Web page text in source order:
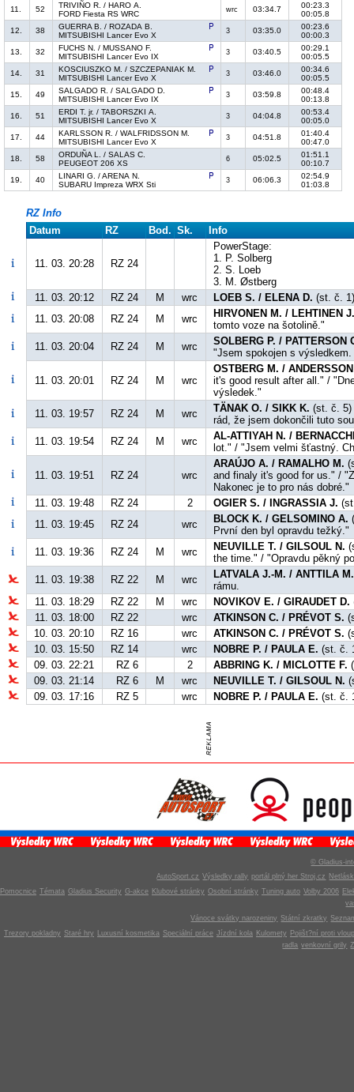
11.
52
TRIVIÑO R. / HARO A.
FORD Fiesta RS WRC
wrc 03:34.7
00:23.3
00:05.8
12.
38
GUERRA B. / ROZADA B.
MITSUBISHI Lancer Evo X
3 03:35.0
00:23.6
00:00.3
13.
32
FUCHS N. / MUSSANO F.
MITSUBISHI Lancer Evo IX
3 03:40.5
00:29.1
00:05.5
14.
31
KOSCIUSZKO M. / SZCZEPANIAK M.
MITSUBISHI Lancer Evo X
3 03:46.0
00:34.6
00:05.5
15.
49
SALGADO R. / SALGADO D.
MITSUBISHI Lancer Evo IX
3 03:59.8
00:48.4
00:13.8
16.
51
ERDI T. jr. / TABORSZKI A.
MITSUBISHI Lancer Evo X
3 04:04.8
00:53.4
00:05.0
17.
44
KARLSSON R. / WALFRIDSSON M.
MITSUBISHI Lancer Evo X
3 04:51.8
01:40.4
00:47.0
18.
58
ORDUÑA L. / SALAS C.
PEUGEOT 206 XS
6 05:02.5
01:51.1
00:10.7
19.
40
LINARI G. / ARENA N.
SUBARU Impreza WRX Sti
3 06:06.3
02:54.9
01:03.8
RZ Info
Datum
RZ Bod. Sk. Info
11. 03. 20:28 RZ 24
PowerStage:
1. P. Solberg
2. S. Loeb
3. M. Østberg
11. 03. 20:12
RZ 24 M wrc LOEB S. / ELENA D. (st. č.
11. 03. 20:08
RZ 24 M wrc
HIRVONEN M. / LEHTINEN
tomto voze na šotolině."
11. 03. 20:04
RZ 24 M wrc
SOLBERG P. / PATTERSON
"Jsem spokojen s
11. 03. 20:01 RZ 24 M wrc
OSTBERG M. /
it's good result after all." /
výsledek."
11. 03. 19:57
RZ 24 M wrc TÄNAK O. / SIKK K. (st. č. 5)
rád, že jsem dokončili tuto
11. 03. 19:54
RZ 24 M wrc
AL-ATTIYAH N. /
lot." / "Jsem velmi šťastný.
11. 03. 19:51 RZ 24 wrc
ARAÚJO A. / RAMALHO M.
and finaly it's good for us." /
Nakonec je to pro nás dobré."
11. 03. 19:48
RZ 24 2 OGIER S. / INGRASSIA J.
11. 03. 19:45
RZ 24 wrc BLOCK K. / GELSOMINO A.
První den byl opravdu težký."
11. 03. 19:36
RZ 24 M wrc NEUVILLE T. / GILSOUL N.
the time." / "Opravdu pěkný
11. 03. 19:38
RZ 22 M wrc
LATVALA J.-M. / ANTTILA M.
rámu.
11. 03. 18:29
RZ 22 M wrc NOVIKOV E. / GIRAUDET D.
11. 03. 18:00
RZ 22 wrc ATKINSON C. / PRÉVOT S.
10. 03. 20:10
RZ 16 wrc ATKINSON C. / PRÉVOT S.
10. 03. 15:50
RZ 14 wrc NOBRE P. / PAULA E. (st. č.
09. 03. 22:21
RZ 6 2 ABBRING K. / MICLOTTE F.
09. 03. 21:14
RZ 6 M wrc NEUVILLE T. / GILSOUL N.
09. 03. 17:16
RZ 5 wrc NOBRE P. / PAULA E. (st. č.
© Gladius-
AutoSport.cz Výsledky rally portál plný her Stroj.cz
Pomocnice Témata Gladius Security G-akce Klubové stránky Osobní stránky Tuning auto Volby 2006
Vánoce svátky narozeniny Státní zkratky
Trezory pokladny Staré hry Luxusní kosmetika Speciální práce Jízdní kola Kulomety
Pojišt?ní proti
radla venkovní grily